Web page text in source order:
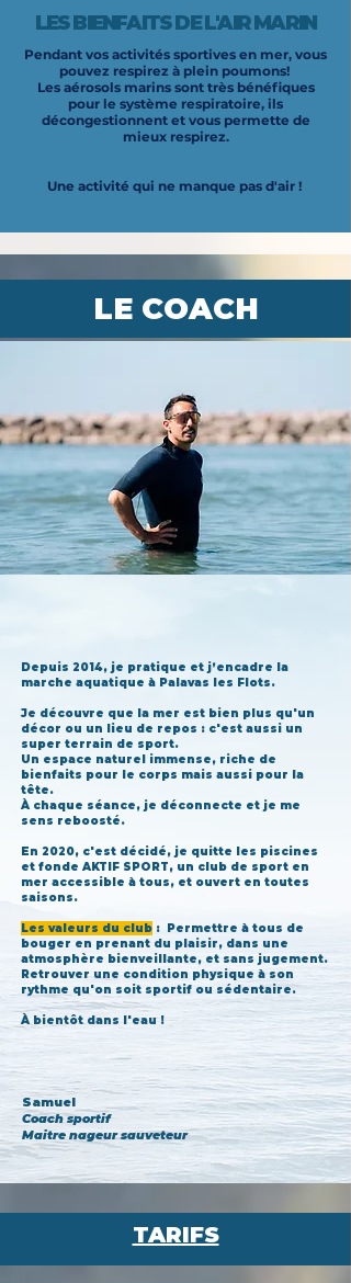
LES BIENFAITS DE L'AIR MARIN
Pendant vos activités sportives en mer, vous
pouvez respirez à plein poumons!
Les aérosols marins sont très bénéfiques
pour le système respiratoire, ils
décongestionnent et vous permette de
mieux respirez.
Une activité qui ne manque pas d'air !
LE COACH
Depuis 2014, je pratique et j’encadre la
marche aquatique à Palavas les Flots.
Je découvre que la mer est bien plus qu'un
décor ou un lieu de repos : c'est aussi un
super terrain de sport.
Un espace naturel immense, riche de
bienfaits pour le corps mais aussi pour la
tête.
À chaque séance, je déconnecte et je me
sens reboosté.
En 2020, c'est décidé, je quitte les piscines
et fonde AKTIF SPORT, un club de sport en
mer accessible à tous, et ouvert en toutes
saisons.
Les valeurs du club : Permettre à tous de
bouger en prenant du plaisir, dans une
atmosphère bienveillante, et sans jugement.
Retrouver une condition physique à son
rythme qu'on soit sportif ou sédentaire.
À bientôt dans l'eau !
Samuel
Coach sportif
Maitre nageur sauveteur
TARIFS